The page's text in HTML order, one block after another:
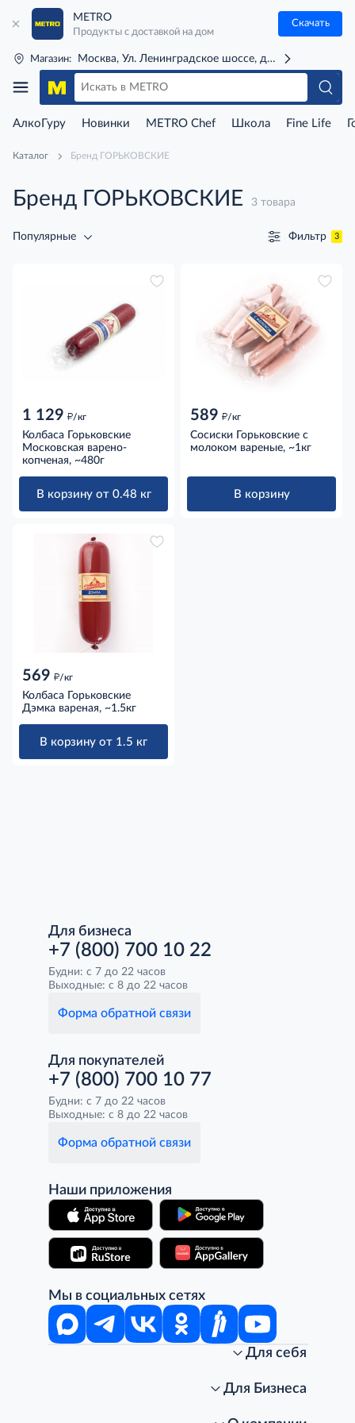
METRO
Продукты с доставкой на дом
Скачать
Магазин: Москва, Ул. Ленинградское шоссе, д. 71Г (м. Речной
АлкоГуру Новинки METRO Chef Школа Fine Life
Каталог Бренд ГОРЬКОВСКИЕ
Бренд ГОРЬКОВСКИЕ 3 товара
Популярные Фильтр 3
1 129 д/кг
Колбаса Горьковские
Московская варено-
копченая, ~480г
В корзину от 0.48 кг
589 д/кг
Сосиски Горьковские с
молоком вареные, ~1кг
В корзину
569 д/кг
Колбаса Горьковские
Дэмка вареная, ~1.5кг
В корзину от 1.5 кг
Для бизнеса
+7 (800) 700 10 22
Будни: с 7 до 22 часов
Выходные: с 8 до 22 часов
Форма обратной связи
Для покупателей
+7 (800) 700 10 77
Будни: с 7 до 22 часов
Выходные: с 8 до 22 часов
Форма обратной связи
Наши приложения
Мы в социальных сетях
Для себя
Стань клиентом METRO
Для Бизнеса